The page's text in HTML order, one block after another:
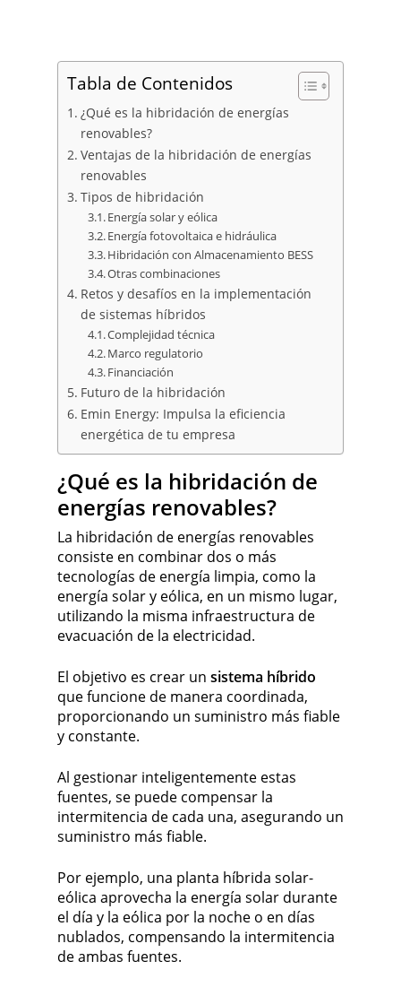
Tabla de Contenidos
¿Qué es la hibridación de energías
renovables?
Ventajas de la hibridación de energías
renovables
Tipos de hibridación
Energía solar y eólica
Energía fotovoltaica e hidráulica
Hibridación con Almacenamiento BESS
Otras combinaciones
Retos y desafíos en la implementación
de sistemas híbridos
Complejidad técnica
Marco regulatorio
Financiación
Futuro de la hibridación
Emin Energy: Impulsa la eficiencia
energética de tu empresa
¿Qué es la hibridación de
energías renovables?
La hibridación de energías renovables
consiste en combinar dos o más
tecnologías de energía limpia, como la
energía solar y eólica, en un mismo lugar,
utilizando la misma infraestructura de
evacuación de la electricidad.
El objetivo es crear un sistema híbrido
que funcione de manera coordinada,
proporcionando un suministro más fiable
y constante.
Al gestionar inteligentemente estas
fuentes, se puede compensar la
intermitencia de cada una, asegurando un
suministro más fiable.
Por ejemplo, una planta híbrida solar-
eólica aprovecha la energía solar durante
el día y la eólica por la noche o en días
nublados, compensando la intermitencia
de ambas fuentes.